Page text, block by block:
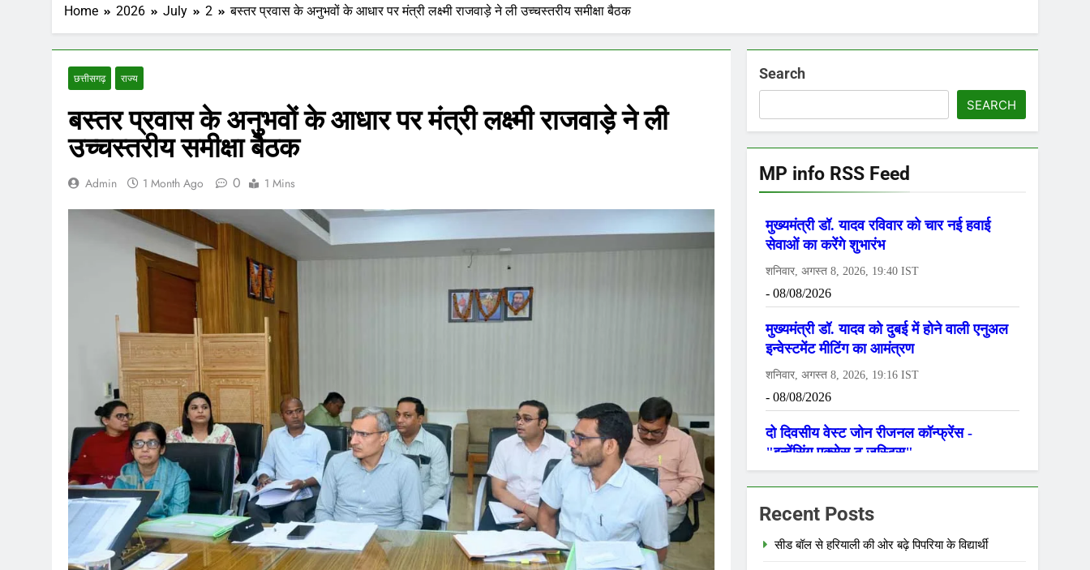
Home 2026 July 2 बस्तर प्रवास के अनुभवों के आधार पर मंत्री लक्ष्मी राजवाड़े ने ली उच्चस्तरीय समीक्षा बैठक
छत्तीसगढ़ राज्य
बस्तर प्रवास के अनुभवों के आधार पर मंत्री लक्ष्मी राजवाड़े ने ली
उच्चस्तरीय समीक्षा बैठक
Admin 1 Month Ago 0 1 Mins
Search
SEARCH
MP info RSS Feed
Recent Posts
सीड बॉल से हरियाली की ओर बढ़े पिपरिया के विद्यार्थी